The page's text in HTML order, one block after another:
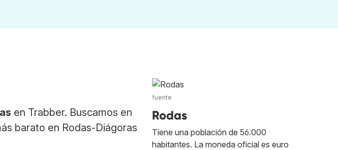
en Trabber. Buscamos en
barato en Rodas-Diágoras
fuente
Rodas
Tiene una población de 56.000
habitantes. La moneda oficial es euro